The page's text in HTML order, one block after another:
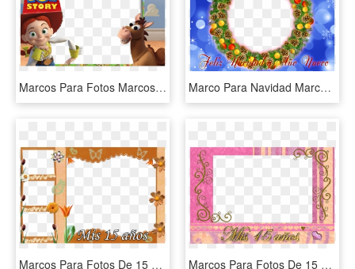
Marcos Para Fotos Marcos Para Foto Toy Story Gratis - Little Bo Peep Toy Story Characters, HD Png Download Marco Para Navidad Marcos En Psd Y Png Para Descargar - Marco De Foto Para Navidad, Transparent Png
Marcos Para Fotos De 15 Años De Señoritas Descargar - Благодарствени Стихове За Учителя, HD Png Download Marcos Para Fotos De 15 Años De Señoritas Descargar - Picture Frame, HD Png Download